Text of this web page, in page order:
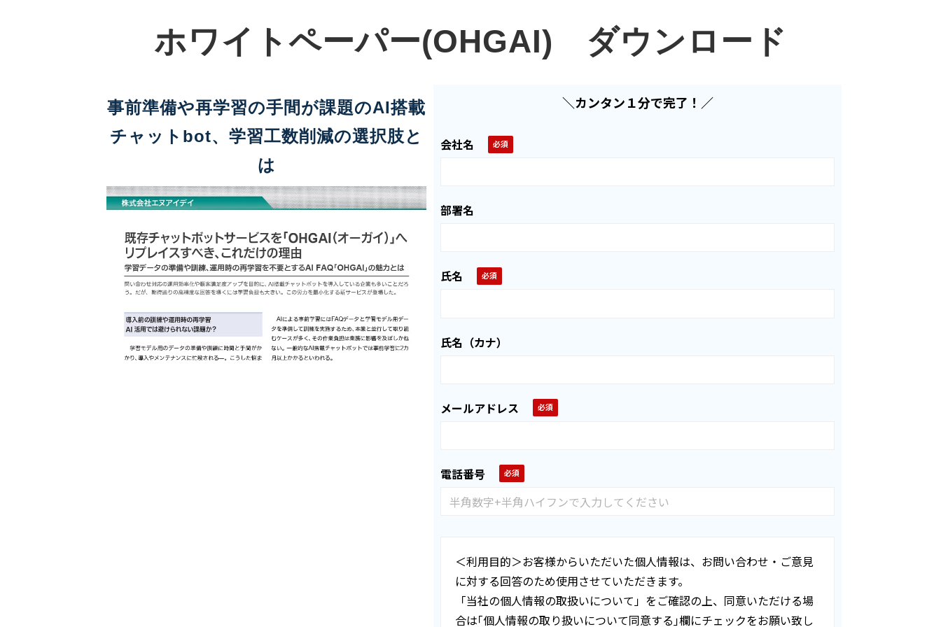
ホワイトペーパー(OHGAI) ダウンロード
事前準備や再学習の手間が課題のAI搭載
チャットbot、学習工数削減の選択肢と
は
＼カンタン１分で完了！／
会社名
部署名
氏名
氏名（カナ）
メールアドレス
電話番号
＜利用目的＞お客様からいただいた個人情報は、お問い合わせ・ご意見
に対する回答のため使用させていただきます。
「当社の個人情報の取扱いについて」をご確認の上、同意いただける場
合は｢個人情報の取り扱いについて同意する｣欄にチェックをお願い致し